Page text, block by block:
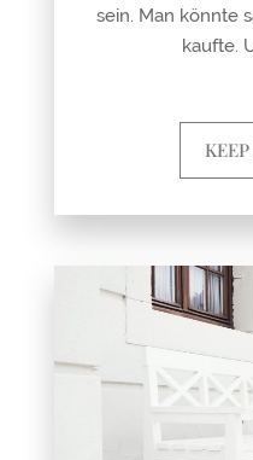
sein. Man könnte
kaufte.